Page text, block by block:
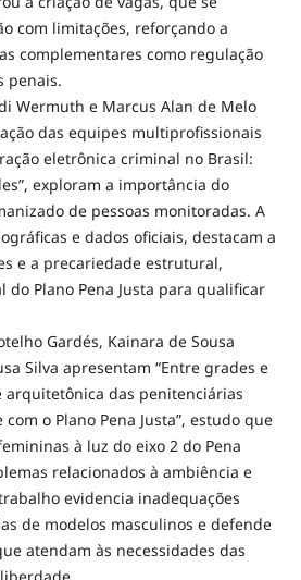
com limitações, reforçando a
complementares como regulação
penais.
Wermuth e Marcus Alan de Melo
das equipes multiprofissionais
eletrônica criminal no Brasil:
exploram a importância do
de pessoas monitoradas. A
e dados oficiais, destacam a
e a precariedade estrutural,
do Plano Pena Justa para qualificar
Gardés, Kainara de Sousa
Silva apresentam “Entre grades e
arquitetônica das penitenciárias
o Plano Pena Justa”, estudo que
à luz do eixo 2 do Pena
relacionados à ambiência e
evidencia inadequações
de modelos masculinos e defende
atendam às necessidades das